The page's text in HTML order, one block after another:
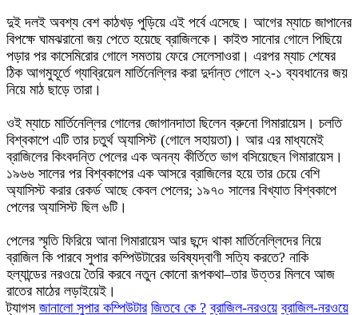
দুই দলই অবশ্য বেশ কাঠখড় পুড়িয়ে এই পর্বে এসেছে। আগের ম্যাচে জাপানের
বিপক্ষে ঘামঝরানো জয় পেতে হয়েছে ব্রাজিলকে। কাইশু সানোর গোলে পিছিয়ে
পড়ার পর কাসেমিরোর গোলে সমতায় ফেরে সেলেসাওরা। এরপর ম্যাচ শেষের
ঠিক আগমুহূর্তে গ্যাব্রিয়েল মার্তিনেল্লির করা দুর্দান্ত গোলে ২-১ ব্যবধানের জয়
নিয়ে মাঠ ছাড়ে তারা।
ওই ম্যাচে মার্তিনেল্লির গোলের জোগানদাতা ছিলেন ব্রুনো গিমারায়েস। চলতি
বিশ্বকাপে এটি তার চতুর্থ অ্যাসিস্ট (গোলে সহায়তা)। আর এর মাধ্যমেই
ব্রাজিলের কিংবদন্তি পেলের এক অনন্য কীর্তিতে ভাগ বসিয়েছেন গিমারায়েস।
১৯৬৬ সালের পর বিশ্বকাপের এক আসরে ব্রাজিলের হয়ে তার চেয়ে বেশি
অ্যাসিস্ট করার রেকর্ড আছে কেবল পেলের; ১৯৭০ সালের বিখ্যাত বিশ্বকাপে
পেলের অ্যাসিস্ট ছিল ৬টি।
পেলের স্মৃতি ফিরিয়ে আনা গিমারায়েস আর ছন্দে থাকা মার্তিনেল্লিদের নিয়ে
ব্রাজিল কি পারবে সুপার কম্পিউটারের ভবিষ্যদ্বাণী সত্যি করতে? নাকি
হল্যান্ডের নরওয়ে তৈরি করবে নতুন কোনো রূপকথা–তার উত্তর মিলবে আজ
রাতের মাঠের লড়াইয়েই।
ট্যাগস জানালো সুপার কম্পিউটার জিতবে কে ? ব্রাজিল-নরওয়ে ব্রাজিল-নরওয়ে